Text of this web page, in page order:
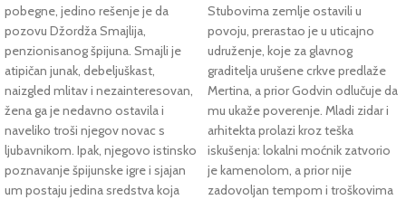
pobegne, jedino rešenje je da
pozovu Džordža Smajlija,
penzionisanog špijuna. Smajli je
atipičan junak, debeljuškast,
naizgled mlitav i nezainteresovan,
žena ga je nedavno ostavila i
naveliko troši njegov novac s
ljubavnikom. Ipak, njegovo istinsko
poznavanje špijunske igre i sjajan
um postaju jedina sredstva koja
Stubovima zemlje ostavili u
povoju, prerastao je u uticajno
udruženje, koje za glavnog
graditelja urušene crkve predlaže
Mertina, a prior Godvin odlučuje da
mu ukaže poverenje. Mladi zidar i
arhitekta prolazi kroz teška
iskušenja: lokalni moćnik zatvorio
je kamenolom, a prior nije
zadovoljan tempom i troškovima